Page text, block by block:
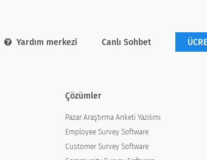
Yardım merkezi Canlı Sohbet
Çözümler
Pazar Araştırma Anketi Yazılımı
Employee Survey Software
Customer Survey Software